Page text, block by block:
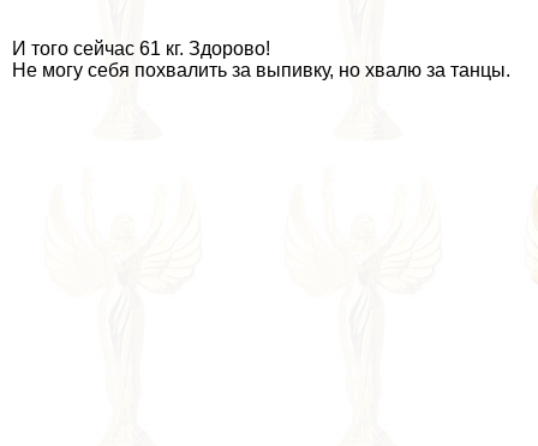
И того сейчас 61 кг. Здорово!
Не могу себя похвалить за выпивку, но хвалю за танцы.